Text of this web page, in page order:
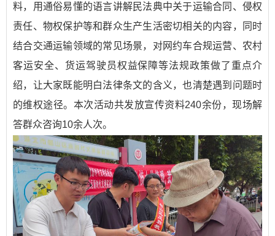
料，用通俗易懂的语言讲解民法典中关于运输合同、侵权
责任、物权保护等和群众生产生活密切相关的内容，同时
结合交通运输领域的常见场景，对网约车合规运营、农村
客运安全、货运驾驶员权益保障等法规政策做了重点介
绍，让大家既能明白法律条文的含义，也清楚遇到问题时
的维权途径。本次活动共发放宣传资料240余份，现场解
答群众咨询10余人次。